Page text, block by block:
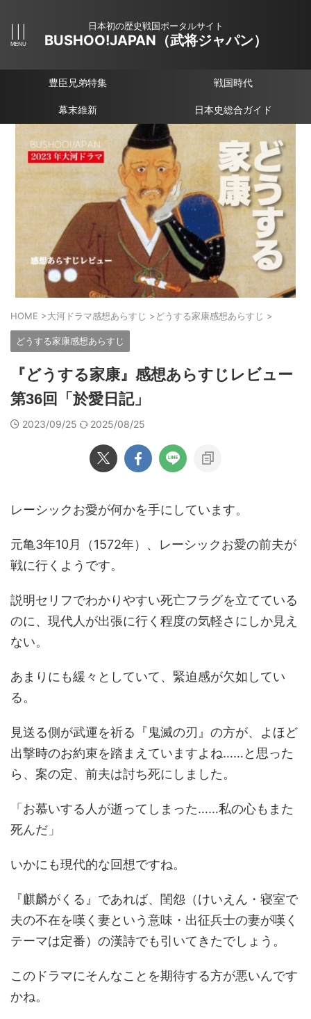
日本初の歴史戦国ポータルサイト
BUSHOO!JAPAN（武将ジャパン）
豊臣兄弟特集 戦国時代
幕末維新 日本史総合ガイド
HOME >大河ドラマ感想あらすじ > どうする家康感想あらすじ >
どうする家康感想あらすじ
『どうする家康』感想あらすじレビュー
第36回「於愛日記」
2023/09/25 2025/08/25
レーシックお愛が何かを手にしています。
元亀3年10月（1572年）、レーシックお愛の前夫が
戦に行くようです。
説明セリフでわかりやすい死亡フラグを立てている
のに、現代人が出張に行く程度の気軽さにしか見え
ない。
あまりにも緩々としていて、緊迫感が欠如してい
る。
見送る側が武運を祈る『鬼滅の刃』の方が、よほど
出撃時のお約束を踏まえていますよね……と思った
ら、案の定、前夫は討ち死にしました。
「お慕いする人が逝ってしまった……私の心もまた
死んだ」
いかにも現代的な回想ですね。
『麒麟がくる』であれば、閨怨（けいえん・寝室で
夫の不在を嘆く妻という意味・出征兵士の妻が嘆く
テーマは定番）の漢詩でも引いてきたでしょう。
このドラマにそんなことを期待する方が悪いんです
かね。